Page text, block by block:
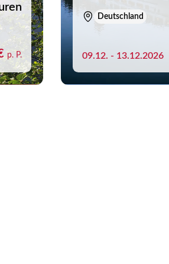
p. P.
Deutschland
09.12. - 13.12.2026